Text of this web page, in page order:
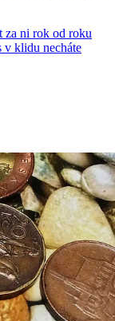
za ni rok od roku
v klidu necháte